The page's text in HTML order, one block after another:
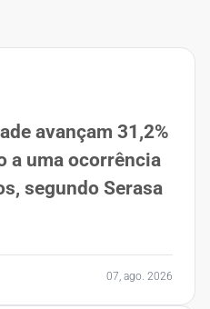
avançam 31,2%
a uma ocorrência
segundo Serasa
07, ago. 2026